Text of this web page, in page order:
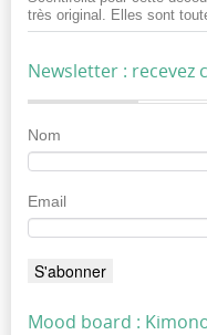
très original. Elles sont
Newsletter : recevez
Nom
Email
Mood board :